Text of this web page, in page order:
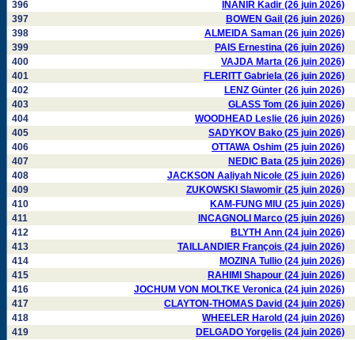
396
INANIR Kadir (26 juin 2026)
397
BOWEN Gail (26 juin 2026)
398
ALMEIDA Saman (26 juin 2026)
399
PAIS Ernestina (26 juin 2026)
400
VAJDA Marta (26 juin 2026)
401
FLERITT Gabriela (26 juin 2026)
402
LENZ Günter (26 juin 2026)
403
GLASS Tom (26 juin 2026)
404
WOODHEAD Leslie (26 juin 2026)
405
SADYKOV Bako (25 juin 2026)
406
OTTAWA Oshim (25 juin 2026)
407
NEDIC Bata (25 juin 2026)
408
JACKSON Aaliyah Nicole (25 juin 2026)
409
ZUKOWSKI Slawomir (25 juin 2026)
410
KAM-FUNG MIU (25 juin 2026)
411
INCAGNOLI Marco (25 juin 2026)
412
BLYTH Ann (24 juin 2026)
413
TAILLANDIER François (24 juin 2026)
414
MOZINA Tullio (24 juin 2026)
415
RAHIMI Shapour (24 juin 2026)
416
JOCHUM VON MOLTKE Veronica (24 juin 2026)
417
CLAYTON-THOMAS David (24 juin 2026)
418
WHEELER Harold (24 juin 2026)
419
DELGADO Yorgelis (24 juin 2026)